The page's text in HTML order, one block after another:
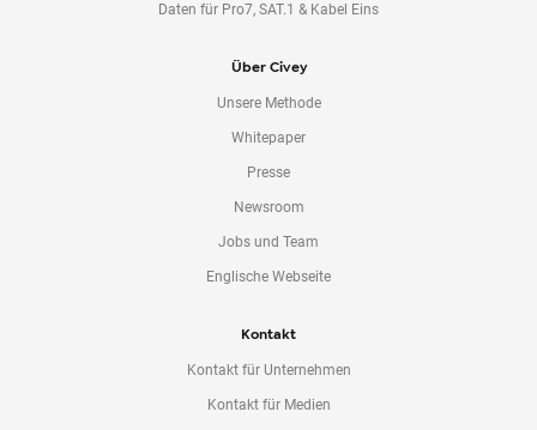
Daten für Pro7, SAT.1 & Kabel Eins
Über Civey
Unsere Methode
Whitepaper
Presse
Newsroom
Jobs und Team
Englische Webseite
Kontakt
Kontakt für Unternehmen
Kontakt für Medien